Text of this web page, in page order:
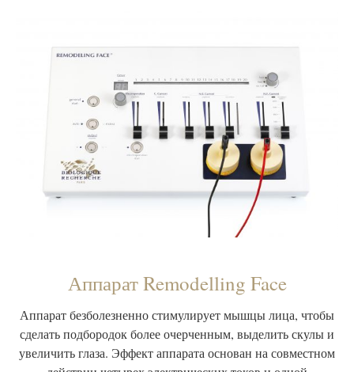
Аппарат Remodelling Face
Аппарат безболезненно стимулирует мышцы лица, чтобы
сделать подбородок более очерченным, выделить скулы и
увеличить глаза. Эффект аппарата основан на совместном